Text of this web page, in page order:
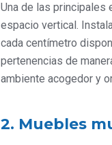
Una de las principales
espacio vertical.
cada centímetro
pertenencias de
ambiente acogedor y
2. Muebles